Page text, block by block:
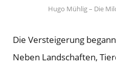
Hugo Mühlig – Die
Die Versteigerung
Neben Landschaften,